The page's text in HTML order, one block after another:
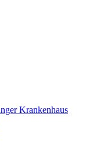
Krankenhaus